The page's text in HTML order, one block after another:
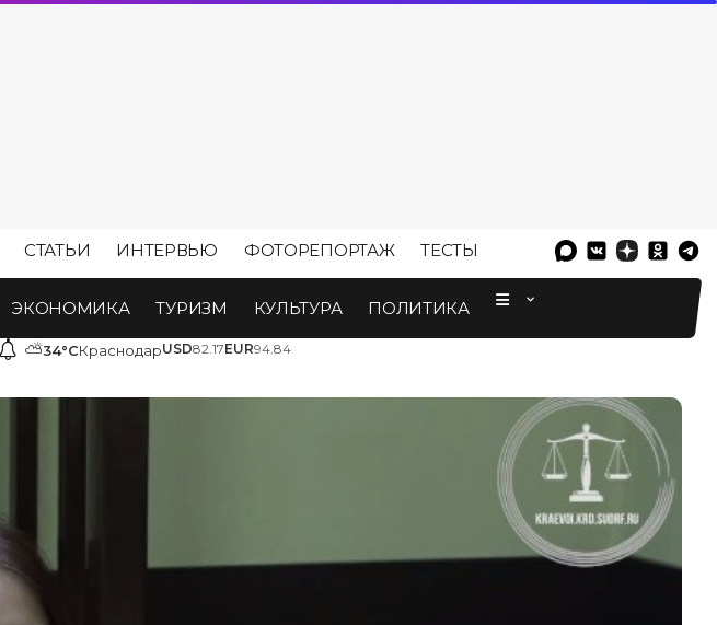
СТАТЬИ ИНТЕРВЬЮ ФОТОРЕПОРТАЖ ТЕСТЫ
ЭКОНОМИКА ТУРИЗМ КУЛЬТУРА ПОЛИТИКА
⛅34°CКраснодарUSD82.17EUR94.84